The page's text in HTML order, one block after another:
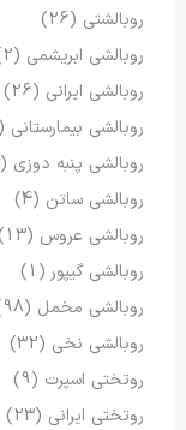
روبالشتی (26)
روبالشی ابریشمی (2)
روبالشی ایرانی (26)
روبالشی بیمارستانی (2)
روبالشی پنبه دوزی (8)
روبالشی ساتن (4)
روبالشی عروس (13)
روبالشی گیپور (1)
روبالشی مخمل (98)
روبالشی نخی (32)
روتختی اسپرت (9)
روتختی ایرانی (23)